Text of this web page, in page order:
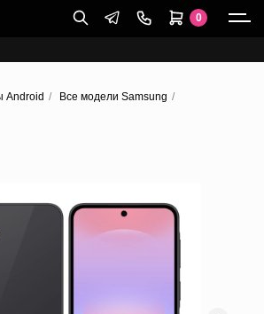
0
Android / Все модели Samsung /